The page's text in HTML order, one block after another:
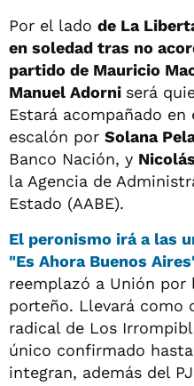
Por el lado de La
en soledad tras no
partido de Mauricio
Manuel Adorni será
Estará acompañado
escalón por Solana
Banco Nación, y
la Agencia de
Estado (AABE).
El peronismo irá a las
"Es Ahora Buenos
reemplazó a Unión
porteño. Llevará como
radical de Los
único confirmado
integran, además del